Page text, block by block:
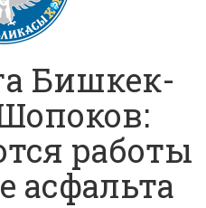
Бишкек-
работы
асфальта